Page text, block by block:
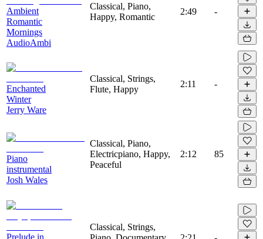
Ambient
Romantic
Mornings
AudioAmbi
Classical, Piano,
Happy, Romantic
2:49 -
Enchanted
Winter
Jerry Ware
Classical, Strings,
Flute, Happy
2:11 -
Piano
instrumental
Josh Wales
Classical, Piano,
Electricpiano, Happy,
Peaceful
2:12 85
Prelude in
Classical, Strings,